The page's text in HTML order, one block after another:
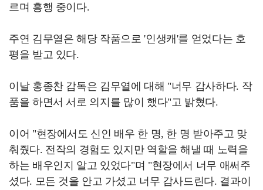
르며 흥행 중이다.
주연 김무열은 해당 작품으로 '인생캐'를 얻었다는 호
평을 받고 있다.
이날 홍종찬 감독은 김무열에 대해 "너무 감사하다. 작
품을 하면서 서로 의지를 많이 했다"고 밝혔다.
이어 "현장에서도 신인 배우 한 명, 한 명 받아주고 맞
춰줬다. 전작의 경험도 있지만 역할을 해낼 때 노력을
하는 배우인지 알고 있었다"며 "현장에서 너무 애써주
셨다. 모든 것을 안고 가셨고 너무 감사드린다. 결과이